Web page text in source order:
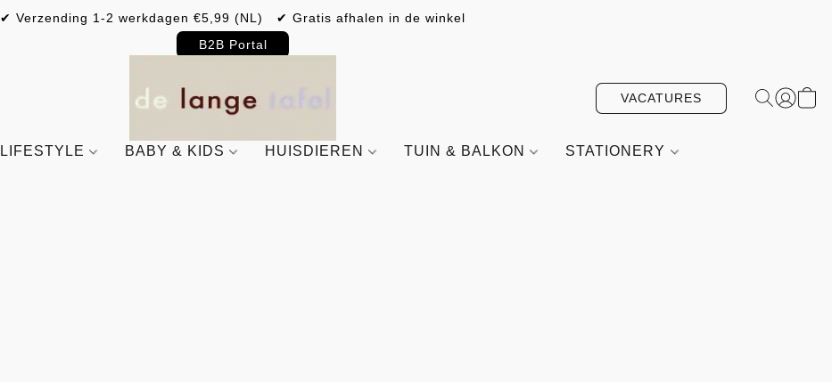
✔ Verzending 1-2 werkdagen €5,99 (NL) ✔ Gratis afhalen in de winkel
B2B Portal
VACATURES
LIFESTYLE BABY & KIDS HUISDIEREN TUIN & BALKON STATIONERY